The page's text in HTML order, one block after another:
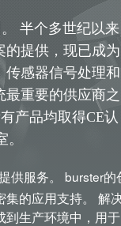
半个多世纪以来
的提供，现已成为
传感器信号处理和
重要的供应商之
产品均取得CE认
供服务。 burster的
集的应用支持。 解
到生产环境中，用于